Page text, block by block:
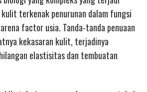
terkenak penurunan dalam fungsi
factor usia. Tanda-tanda penuaan
kekasaran kulit, terjadinya
elastisitas dan tembuatan